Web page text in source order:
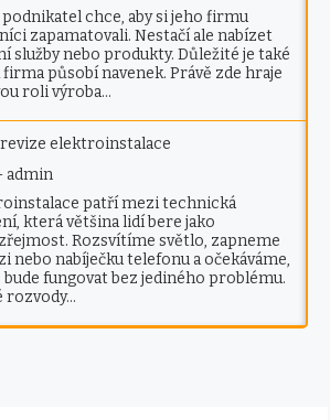
podnikatel chce, aby si jeho firmu
zapamatovali. Nestačí ale nabízet
služby nebo produkty. Důležité je také
firma působí navenek. Právě zde hraje
roli výroba…
elektroinstalace
admin
patří mezi technická
která většina lidí bere jako
Rozsvítíme světlo, zapneme
nebo nabíječku telefonu a očekáváme,
bude fungovat bez jediného problému.